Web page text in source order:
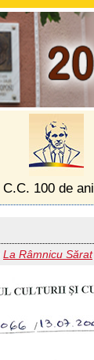
C.C. 100 de ani
La Râmnicu Sărat